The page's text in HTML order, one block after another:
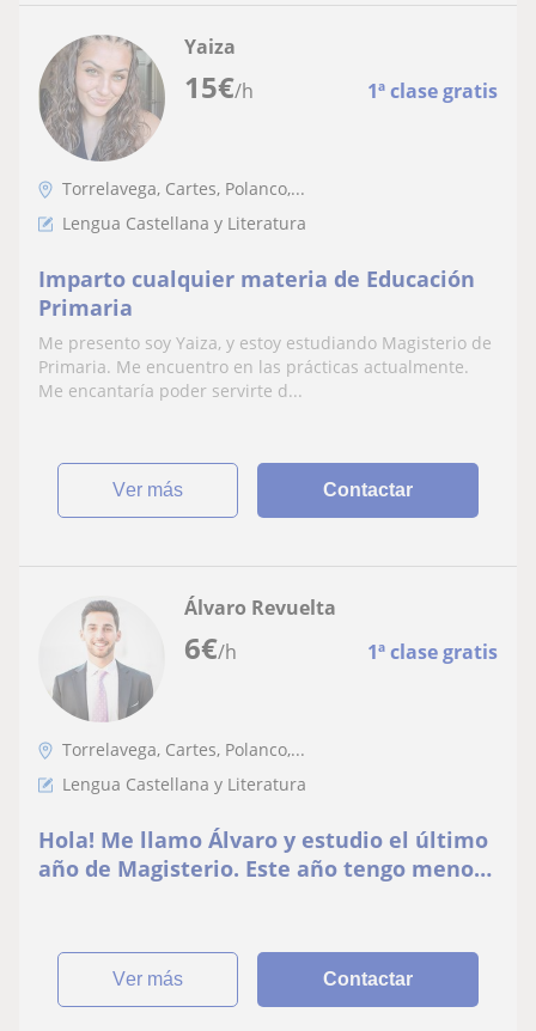
15€/h 1ª clase gratis
Yaiza
Torrelavega, Cartes, Polanco,...
Lengua Castellana y Literatura
Imparto cualquier materia de Educación
Primaria
Me presento soy Yaiza, y estoy estudiando Magisterio de
Primaria. Me encuentro en las prácticas actualmente.
Me encantaría poder servirte d...
ver más Contactar
6€/h 1ª clase gratis
Álvaro Revuelta
Torrelavega, Cartes, Polanco,...
Lengua Castellana y Literatura
Hola! Me llamo Álvaro y estudio el último
año de Magisterio. Este año tengo menos
ver más Contactar